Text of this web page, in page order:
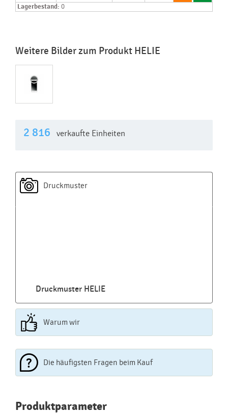
Lagerbestand: 0
Weitere Bilder zum Produkt HELIE
2 816 verkaufte Einheiten
Druckmuster
Druckmuster HELIE
Warum wir
Die häufigsten Fragen beim Kauf
Najčastejšie otázky pri nákupe
Produktparameter